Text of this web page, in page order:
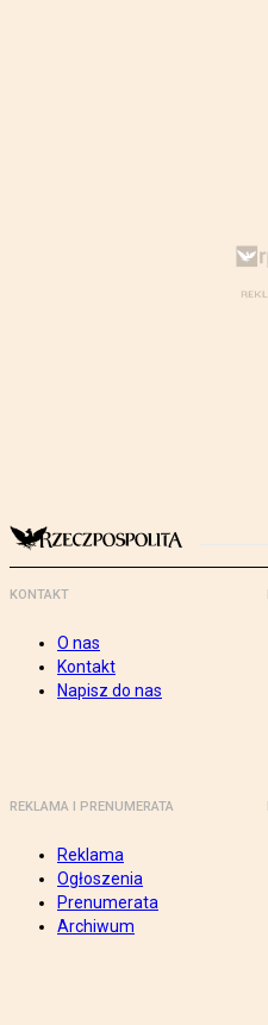
KONTAKT
O nas
Kontakt
Napisz do nas
REKLAMA I PRENUMERATA
Reklama
Ogłoszenia
Prenumerata
Archiwum